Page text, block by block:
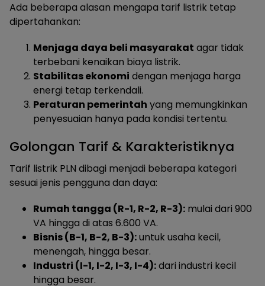
Ada beberapa alasan mengapa tarif listrik tetap
dipertahankan:
Menjaga daya beli masyarakat agar tidak
terbebani kenaikan biaya listrik.
Stabilitas ekonomi dengan menjaga harga
energi tetap terkendali.
Peraturan pemerintah yang memungkinkan
penyesuaian hanya pada kondisi tertentu.
Golongan Tarif & Karakteristiknya
Tarif listrik PLN dibagi menjadi beberapa kategori
sesuai jenis pengguna dan daya:
Rumah tangga (R-1, R-2, R-3): mulai dari 900
VA hingga di atas 6.600 VA.
Bisnis (B-1, B-2, B-3):untuk usaha kecil,
menengah, hingga besar.
Industri (I-1, I-2, I-3, I-4):dari industri kecil
hingga besar.